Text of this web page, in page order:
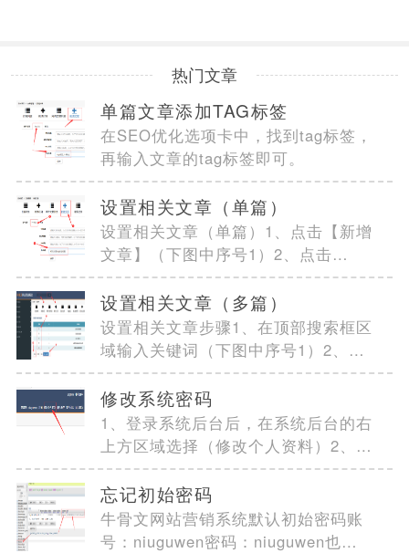
热门文章
单篇文章添加TAG标签
在SEO优化选项卡中，找到tag标签，
再输入文章的tag标签即可。
设置相关文章（单篇）
设置相关文章（单篇）1、点击【新增
文章】（下图中序号1）2、点击
【SEO优化】选项卡（下...
设置相关文章（多篇）
设置相关文章步骤1、在顶部搜索框区
域输入关键词（下图中序号1）2、点
击【搜索】按钮（...
修改系统密码
1、登录系统后台后，在系统后台的右
上方区域选择（修改个人资料）2、在
登录密码文本框...
忘记初始密码
牛骨文网站营销系统默认初始密码账
号：niuguwen密码：niuguwen也可